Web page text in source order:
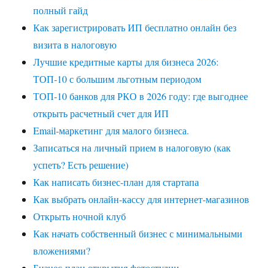
полный гайд
Как зарегистрировать ИП бесплатно онлайн без
визита в налоговую
Лучшие кредитные карты для бизнеса 2026:
ТОП-10 с большим льготным периодом
ТОП-10 банков для РКО в 2026 году: где выгоднее
открыть расчетный счет для ИП
Email-маркетинг для малого бизнеса.
Записаться на личный прием в налоговую (как
успеть? Есть решение)
Как написать бизнес-план для стартапа
Как выбрать онлайн-кассу для интернет-магазинов
Открыть ночной клуб
Как начать собственный бизнес с минимальными
вложениями?